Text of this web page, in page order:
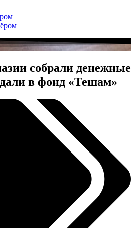
собрали денежные
в фонд «Тешам»